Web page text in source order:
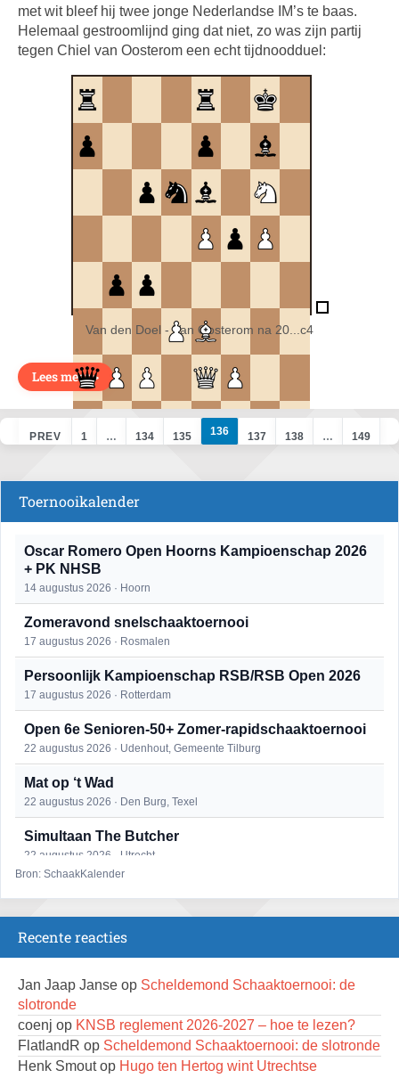
met wit bleef hij twee jonge Nederlandse IM’s te baas.
Helemaal gestroomlijnd ging dat niet, zo was zijn partij
tegen Chiel van Oosterom een echt tijdnoodduel:
Van den Doel - Van Oosterom na 20...c4
Lees meer >
PREV 1 … 134 135 136 137 138 … 149
Toernooikalender
Oscar Romero Open Hoorns Kampioenschap 2026
+ PK NHSB
14 augustus 2026 · Hoorn
Zomeravond snelschaaktoernooi
17 augustus 2026 · Rosmalen
Persoonlijk Kampioenschap RSB/RSB Open 2026
17 augustus 2026 · Rotterdam
Open 6e Senioren-50+ Zomer-rapidschaaktoernooi
22 augustus 2026 · Udenhout, Gemeente Tilburg
Mat op ‘t Wad
22 augustus 2026 · Den Burg, Texel
Simultaan The Butcher
22 augustus 2026 · Utrecht
Open Eemlandtoernooi 2026
DSC Girls Night
27 augustus 2026 · Delft
KC Open
28 augustus 2026 · Haarlem
Bron: SchaakKalender
Recente reacties
Jan Jaap Janse op Scheldemond Schaaktoernooi: de
slotronde
coenj op KNSB reglement 2026-2027 – hoe te lezen?
FlatlandR op Scheldemond Schaaktoernooi: de slotronde
Henk Smoutop Hugo ten Hertog wint Utrechtse